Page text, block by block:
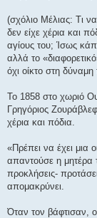
σ
η
(σχόλιο Μέλιας: Τι
δεν είχε χέρια και
αγίους του; Ίσως
αλλά το
όχι οίκτο στη
Το 1858 στο χωριό
Γρηγόριος
χέρια και πόδια.
«Πρέπει να έχει μια
απαντούσε η μητέρα
προκλήσεις-
απομακρύνει.
Όταν τον βάφτισαν,